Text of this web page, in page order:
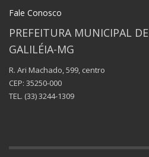
Fale Conosco
PREFEITURA MUNICIPAL DE
GALILÉIA-MG
R. Ari Machado, 599, centro
CEP: 35250-000
TEL. (33) 3244-1309